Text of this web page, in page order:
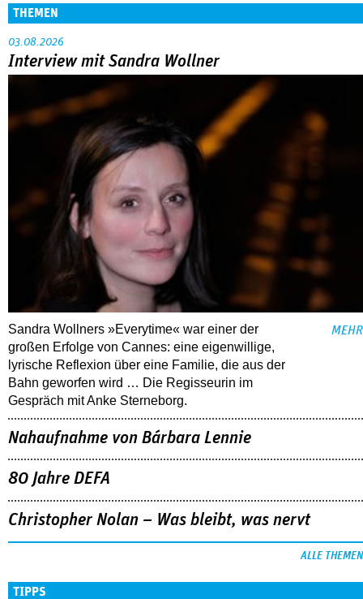
THEMEN
03.08.2026
Interview mit Sandra Wollner
Sandra Wollners »Everytime« war einer der
großen Erfolge von Cannes: eine eigenwillige,
lyrische Reflexion über eine ­Familie, die aus der
Bahn geworfen wird … Die Regisseurin im
Gespräch mit Anke Sterneborg.
MEHR
Nahaufnahme von Bárbara Lennie
80 Jahre DEFA
Christopher Nolan – Was bleibt, was nervt
ALLE THEMEN
TIPPS